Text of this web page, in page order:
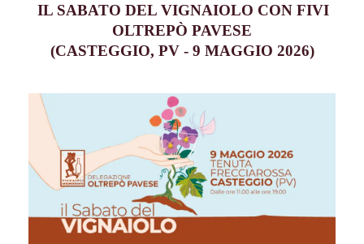
IL SABATO DEL VIGNAIOLO CON FIVI
OLTREPÒ PAVESE
(CASTEGGIO, PV - 9 MAGGIO 2026)